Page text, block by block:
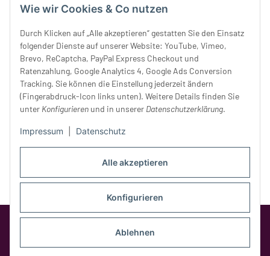
Alle akzeptieren
Konfigurieren
Ablehnen
Wie wir Cookies & Co nutzen
Durch Klicken auf „Alle akzeptieren“ gestatten Sie den Einsatz
folgender Dienste auf unserer Website: YouTube, Vimeo,
Brevo, ReCaptcha, PayPal Express Checkout und
Ratenzahlung, Google Analytics 4, Google Ads Conversion
Tracking. Sie können die Einstellung jederzeit ändern
(Fingerabdruck-Icon links unten). Weitere Details finden Sie
unter Konfigurieren und in unserer Datenschutzerklärung.
Impressum Datenschutz
Donnerstag:
10 - 18 Uhr
Samstag:
10 - 14 Uhr
Unser Service
Rechtliches
Google Analytics deaktivierenStatus: